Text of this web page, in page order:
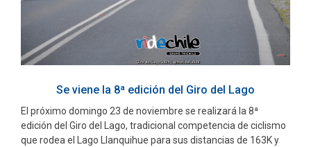
Se viene la 8ª edición del Giro del Lago
El próximo domingo 23 de noviembre se realizará la 8ª
edición del Giro del Lago, tradicional competencia de ciclismo
que rodea el Lago Llanquihue para sus distancias de 163K y